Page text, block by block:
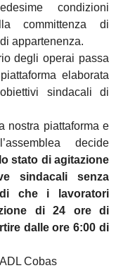
condizioni
committenza di
appartenenza.
degli operai passa
elaborata
sindacali di
nostra piattaforma e
decide
stato di agitazione
sindacali senza
che i lavoratori
di 24 ore di
dalle ore 6:00 di
Cobas